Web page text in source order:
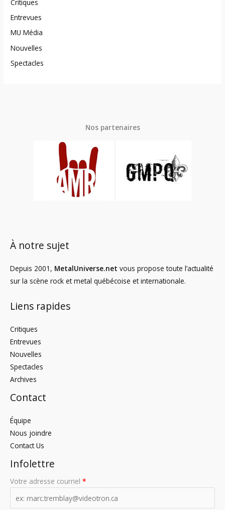
Critiques
Entrevues
MU Média
Nouvelles
Spectacles
Nos partenaires
À notre sujet
Depuis 2001, MetalUniverse.net vous propose toute l’actualité
sur la scène rock et metal québécoise et internationale.
Liens rapides
Critiques
Entrevues
Nouvelles
Spectacles
Archives
Contact
Équipe
Nous joindre
Contact Us
Infolettre
Votre adresse courriel *